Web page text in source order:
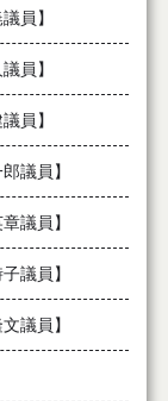
員】
員】
員】
議員】
議員】
議員】
議員】